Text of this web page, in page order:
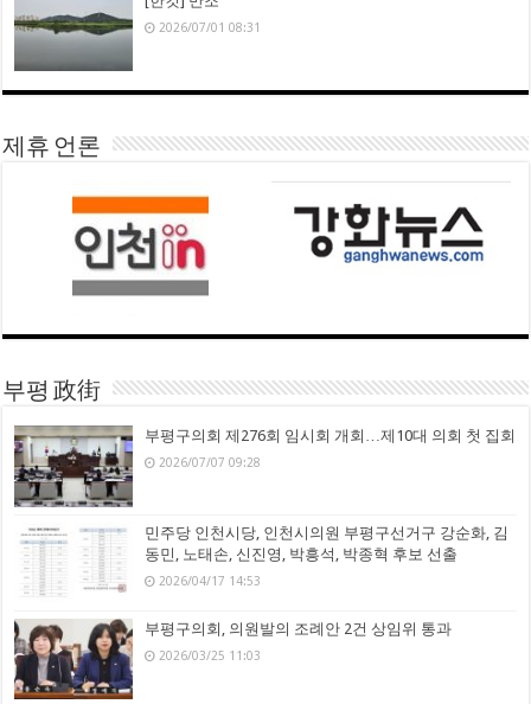
2026/07/01 08:31
제휴 언론
부평 政街
부평구의회 제276회 임시회 개회…제10대 의회 첫 집회
2026/07/07 09:28
민주당 인천시당, 인천시의원 부평구선거구 강순화, 김
동민, 노태손, 신진영, 박흥석, 박종혁 후보 선출
2026/04/17 14:53
부평구의회, 의원발의 조례안 2건 상임위 통과
2026/03/25 11:03